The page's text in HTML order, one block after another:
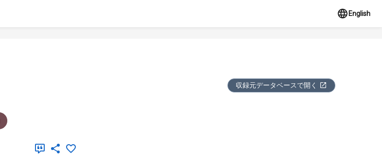
English
収録元データベースで開く